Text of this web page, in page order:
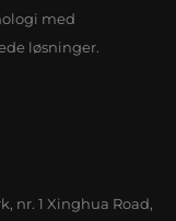
med
løsninger.
nr. 1 Xinghua Road,